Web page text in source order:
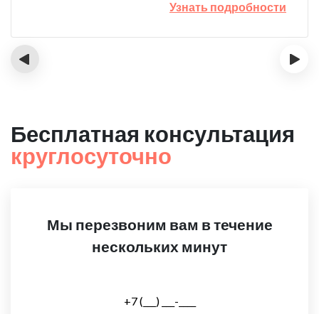
Узнать подробности
‹ ›
Бесплатная консультация
круглосуточно
Мы перезвоним вам в течение
нескольких минут